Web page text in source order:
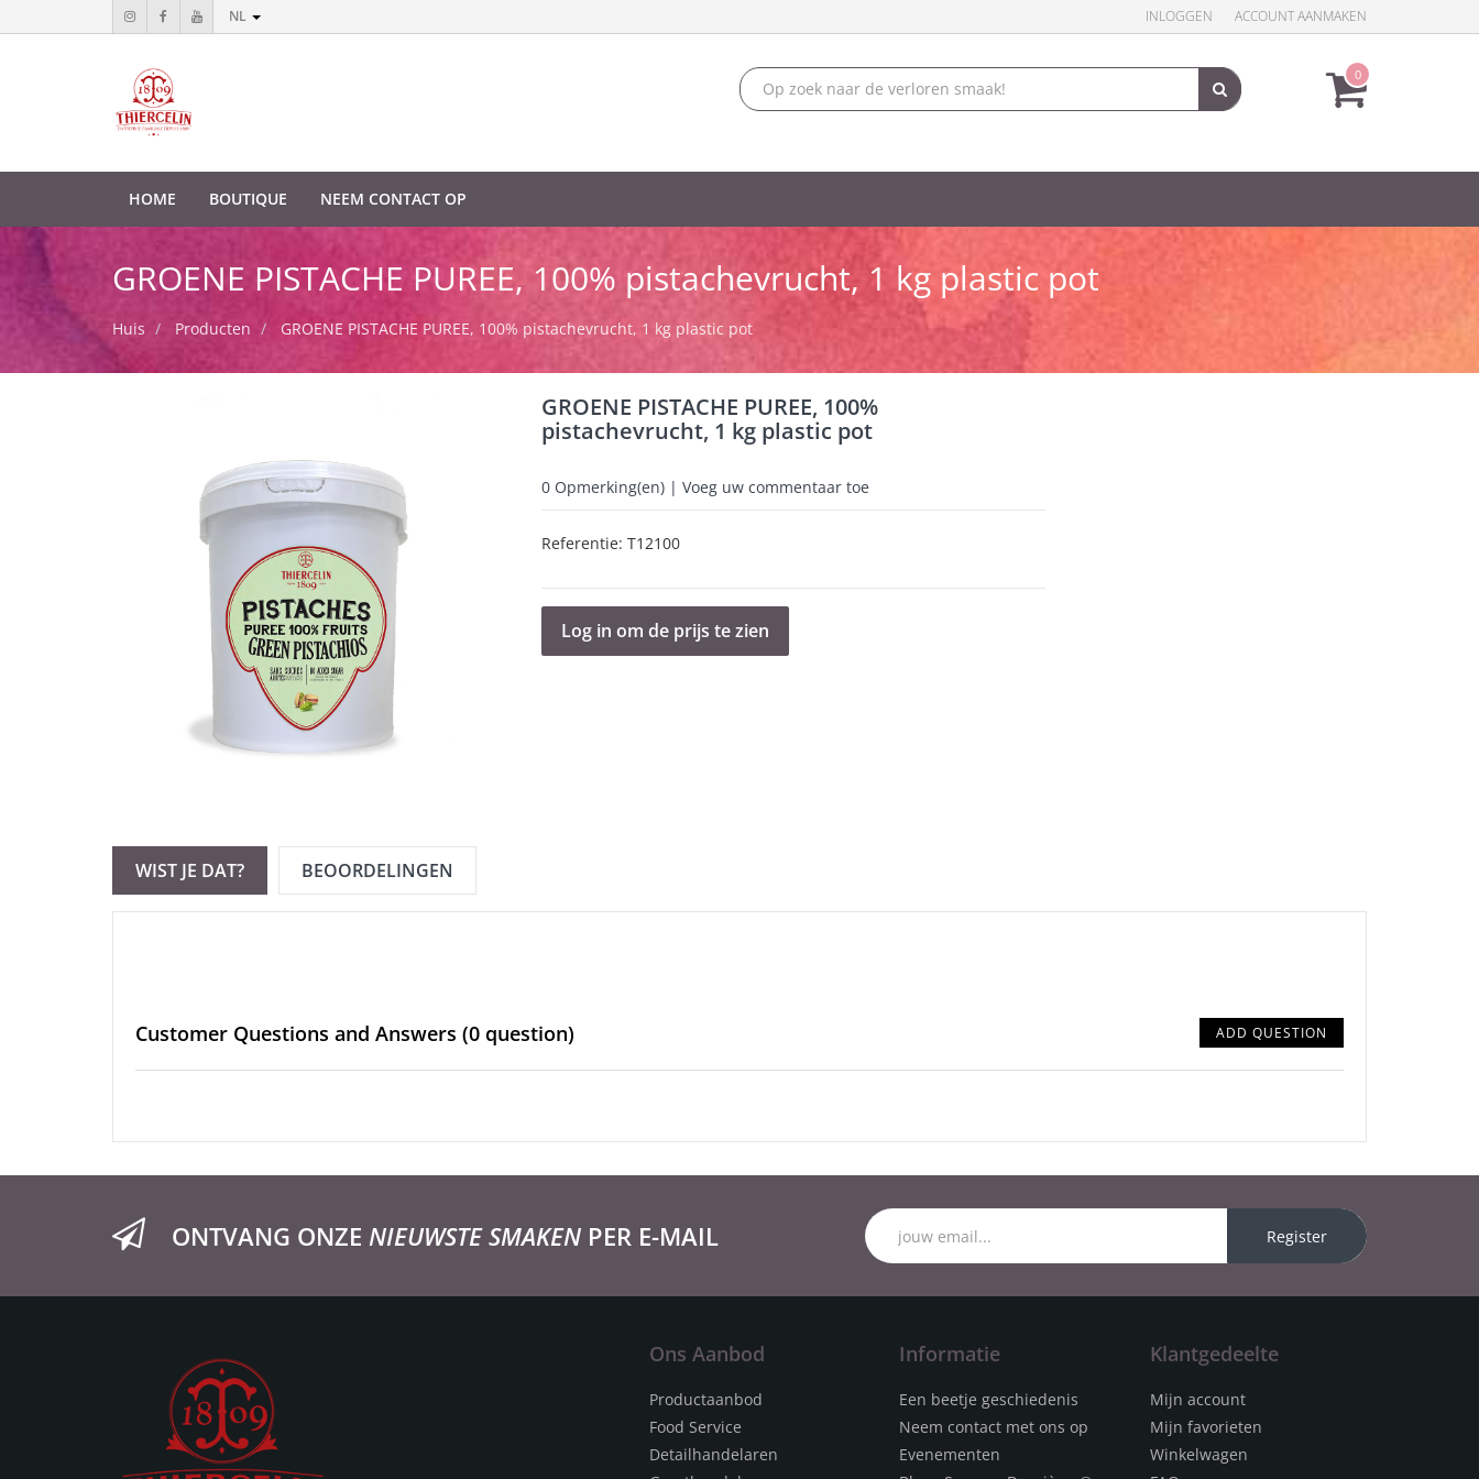
NL INLOGGEN ACCOUNT AANMAKEN
0
HOME BOUTIQUE NEEM CONTACT OP
GROENE PISTACHE PUREE, 100% pistachevrucht, 1 kg plastic pot
Huis Producten GROENE PISTACHE PUREE, 100% pistachevrucht, 1 kg plastic pot
GROENE PISTACHE PUREE, 100%
pistachevrucht, 1 kg plastic pot
0 Opmerking(en) | Voeg uw commentaar toe
Referentie: T12100
Log in om de prijs te zien
WIST JE DAT? BEOORDELINGEN
Customer Questions and Answers (0 question) ADD QUESTION
ONTVANG ONZE NIEUWSTE SMAKEN PER E-MAIL Register
Ons Aanbod
Productaanbod
Food Service
Detailhandelaren
Informatie
Een beetje geschiedenis
Neem contact met ons op
Evenementen
Klantgedeelte
Mijn account
Mijn favorieten
Winkelwagen